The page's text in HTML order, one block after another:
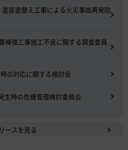
装塗替え工事による火災事故再発防
補強工事施工不良に関する調査委員
の対応に関する検討会
生時の危機管理検討委員会
ースを見る